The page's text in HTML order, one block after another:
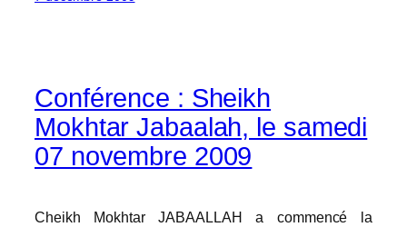
Conférence : Sheikh
Mokhtar Jabaalah, le samedi
07 novembre 2009
Cheikh Mokhtar JABAALLAH a commencé la